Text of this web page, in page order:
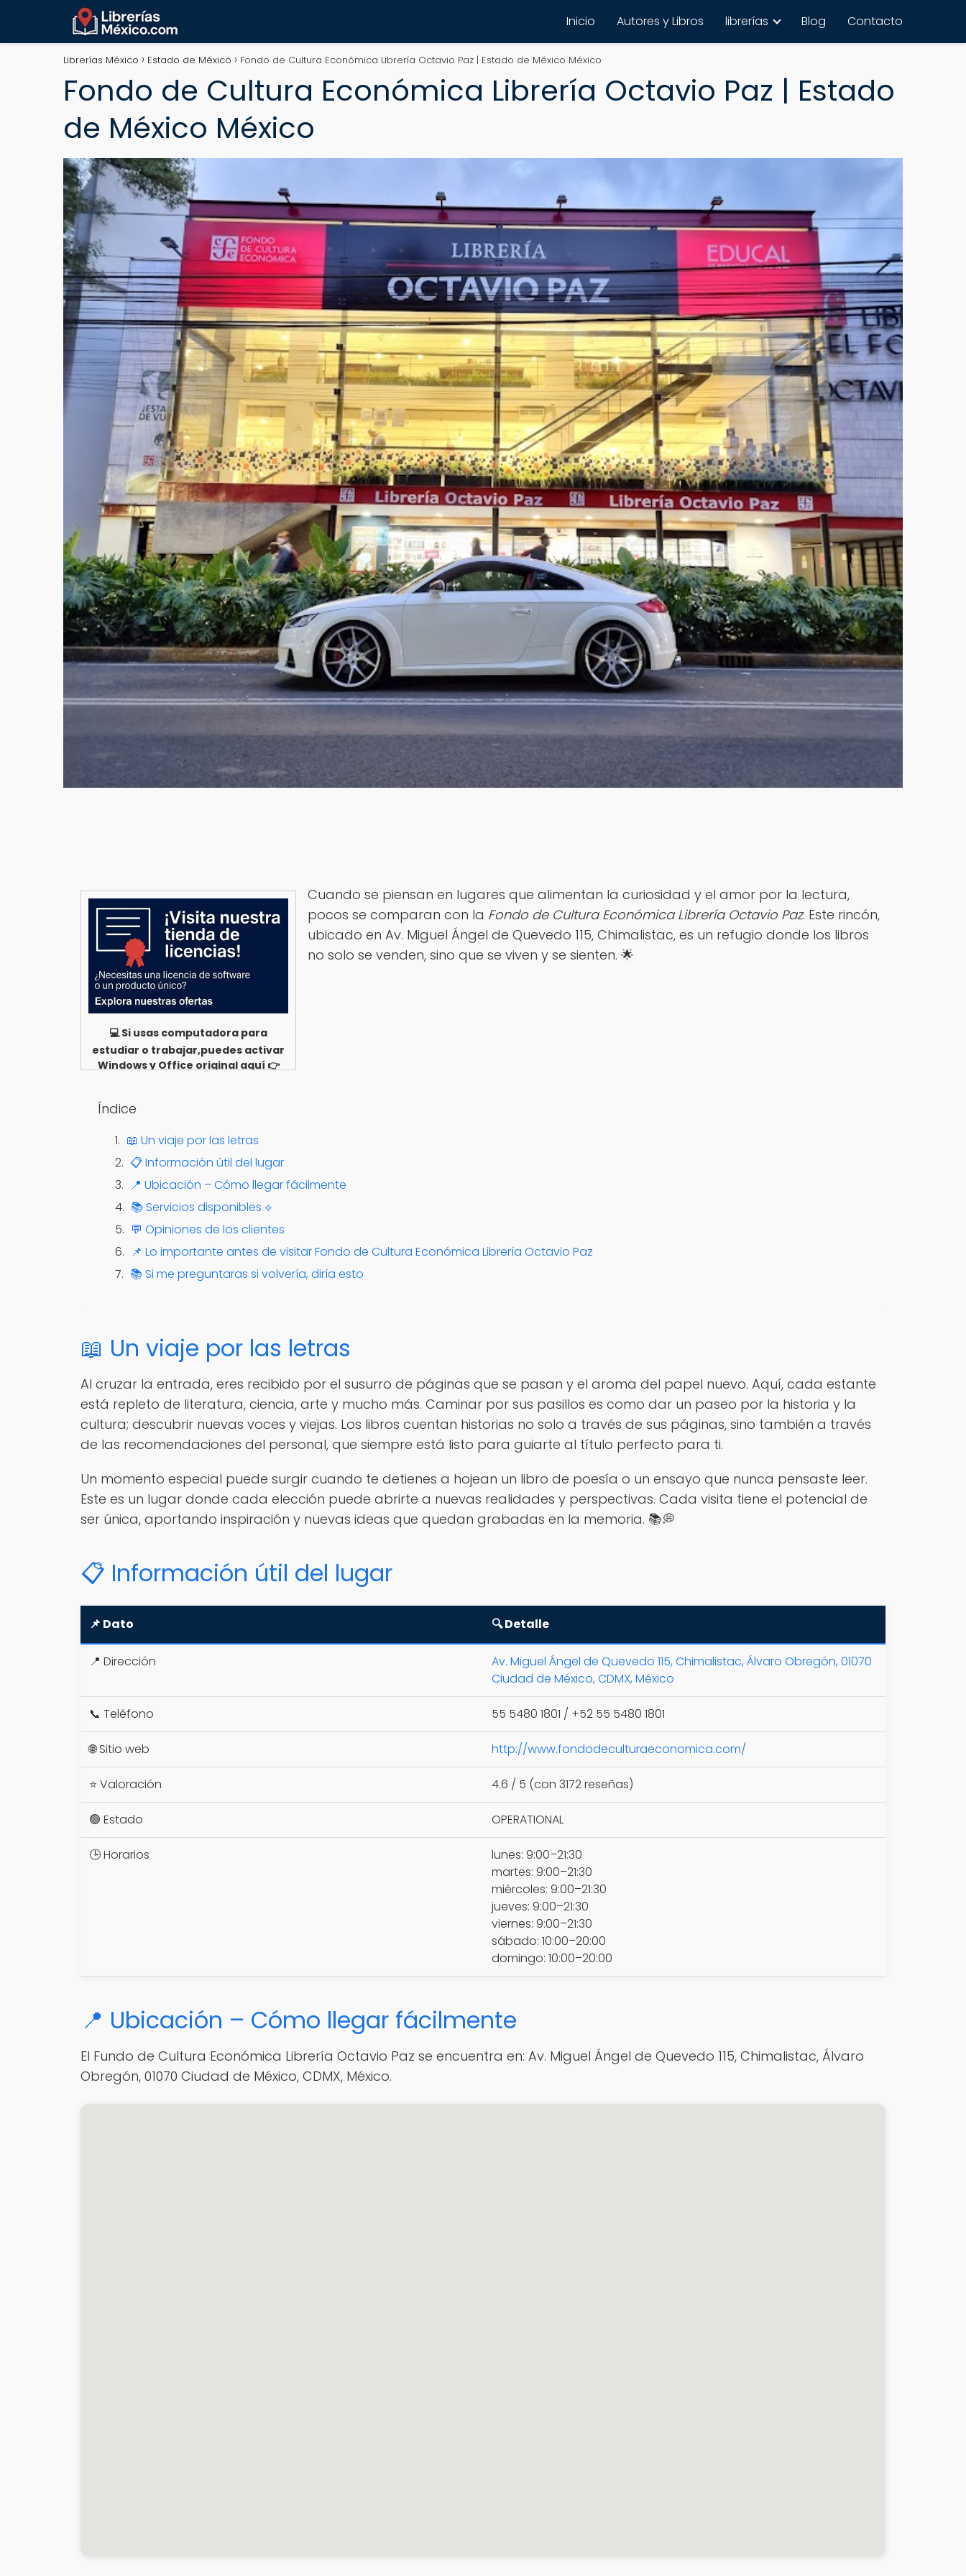
Inicio Autores y Libros librerías Blog Contacto
Librerías México Estado de México Fondo de Cultura Económica Librería Octavio Paz | Estado de México México
Fondo de Cultura Económica Librería Octavio Paz | Estado
de México México
💻 Si usas computadora para
estudiar o trabajar,puedes activar
Windows y Office original aquí 👉
Cuando se piensan en lugares que alimentan la curiosidad y el amor por la lectura,
pocos se comparan con la Fondo de Cultura Económica Librería Octavio Paz. Este rincón,
ubicado en Av. Miguel Ángel de Quevedo 115, Chimalistac, es un refugio donde los libros
no solo se venden, sino que se viven y se sienten. 🌟
Índice
📖 Un viaje por las letras
📋 Información útil del lugar
📍 Ubicación – Cómo llegar fácilmente
📚 Servicios disponibles ⟡
💬 Opiniones de los clientes
📌 Lo importante antes de visitar Fondo de Cultura Económica Librería Octavio Paz
📚 Si me preguntaras si volvería, diría esto
📖 Un viaje por las letras
Al cruzar la entrada, eres recibido por el susurro de páginas que se pasan y el aroma del papel nuevo. Aquí, cada estante
está repleto de literatura, ciencia, arte y mucho más. Caminar por sus pasillos es como dar un paseo por la historia y la
cultura; descubrir nuevas voces y viejas. Los libros cuentan historias no solo a través de sus páginas, sino también a través
de las recomendaciones del personal, que siempre está listo para guiarte al título perfecto para ti.
Un momento especial puede surgir cuando te detienes a hojean un libro de poesía o un ensayo que nunca pensaste leer.
Este es un lugar donde cada elección puede abrirte a nuevas realidades y perspectivas. Cada visita tiene el potencial de
ser única, aportando inspiración y nuevas ideas que quedan grabadas en la memoria. 📚💭
📋 Información útil del lugar
📌 Dato 🔍 Detalle
📍 Dirección
Av. Miguel Ángel de Quevedo 115, Chimalistac, Álvaro Obregón, 01070
Ciudad de México, CDMX, México
📞 Teléfono 55 5480 1801 / +52 55 5480 1801
🌐 Sitio web http://www.fondodeculturaeconomica.com/
⭐ Valoración 4.6 / 5 (con 3172 reseñas)
🟢 Estado OPERATIONAL
🕒 Horarios
lunes: 9:00–21:30
martes: 9:00–21:30
miércoles: 9:00–21:30
jueves: 9:00–21:30
viernes: 9:00–21:30
sábado: 10:00–20:00
domingo: 10:00–20:00
📍 Ubicación – Cómo llegar fácilmente
El Fundo de Cultura Económica Librería Octavio Paz se encuentra en: Av. Miguel Ángel de Quevedo 115, Chimalistac, Álvaro
Obregón, 01070 Ciudad de México, CDMX, México.